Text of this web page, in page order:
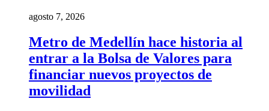
agosto 7, 2026
Metro de Medellín hace historia al
entrar a la Bolsa de Valores para
financiar nuevos proyectos de
movilidad